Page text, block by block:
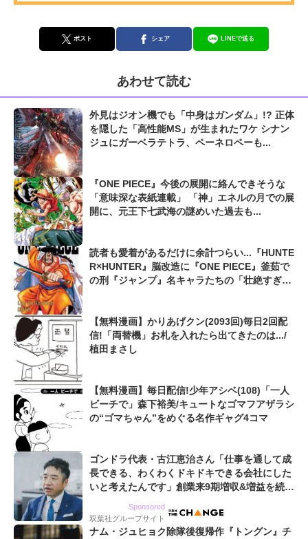
ポスト シェア LINEで送る
あわせて読む
外見はジオン機でも「中身はガンダム」!? 正体
を隠した「高性能MS」が生まれたワケ シナン
ジュにガーベラテトラ、ペーネロペーも...
『ONE PIECE』今後の展開に絡んできそうな
「意味深な表紙連載」 「神」エネルの月での展
開に、元王下七武海の謎めいた過去も...
読者も愛着があるだけに余計つらい...『HUNTE
R×HUNTER』脳改造に『ONE PIECE』釜茹で
の刑『ジャンプ』名キャラたちの「壮絶すぎる
【無料漫画】かりあげクン(2093回)毎日2回配
信!「両替機」お札を入れたら出てきたのは.../
植田まさし
【無料漫画】毎日配信!少年アシベ(108)「一人
ビーチで」森下裕美/キュートなゴマフアザラシ
の“ゴマちゃん”をめぐる名作ギャグ4コマ
ゴンドラ代表・古江恵治さん「仕事を通して成
長できる、わくわくドキドキできる会社にした
いと考えたんです」創業来9期増収&増益を続け
Sponsored
双葉社グループサイト
ナム・ジュヒョク除隊後復帰作『トングン』チ